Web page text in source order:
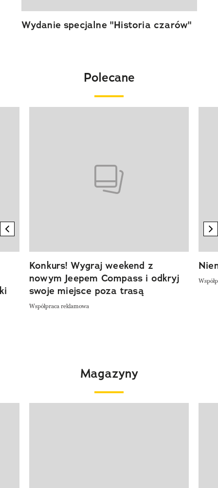
Wydanie specjalne "Historia czarów"
Polecane
previous element
Konkurs! Wygraj weekend z
nowym Jeepem Compass i odkryj
swoje miejsce poza trasą
Współpraca reklamowa
Magazyny